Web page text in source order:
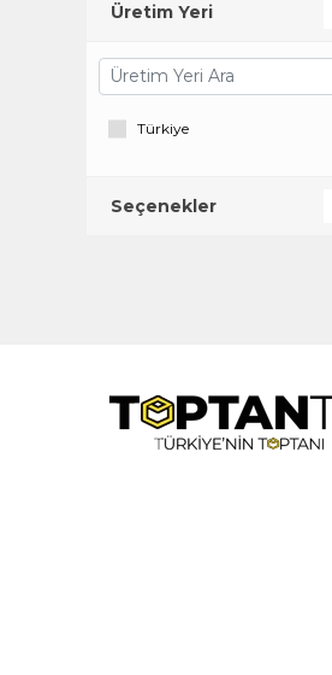
Üretim Yeri
Türkiye
Seçenekler